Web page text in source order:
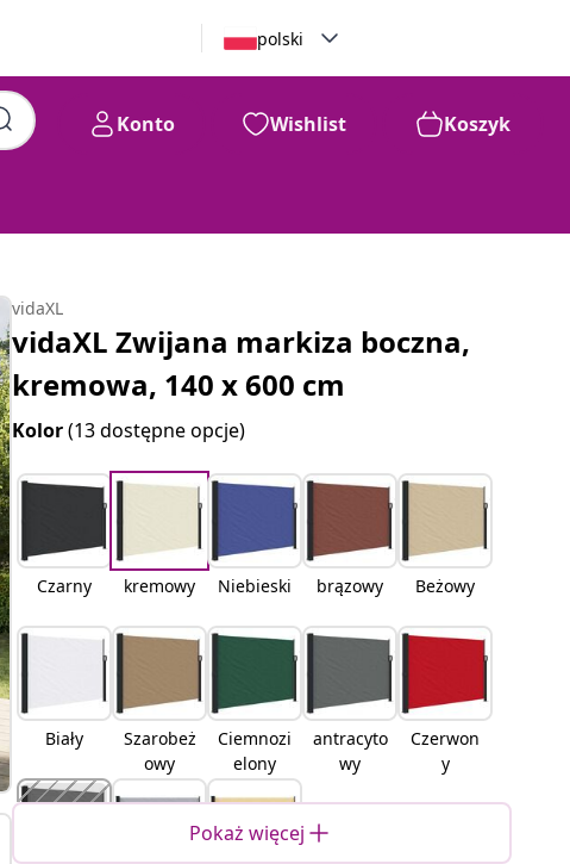
polski
Konto Wishlist Koszyk
vidaXL
vidaXL Zwijana markiza boczna,
kremowa, 140 x 600 cm
Kolor(13 dostępne opcje)
Czarny kremowy Niebieski brązowy Beżowy
Biały
Szarobeż
owy
Ciemnozi
elony
antracyto
wy
Czerwon
y
Pokaż więcej